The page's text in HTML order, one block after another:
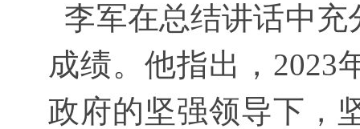
李军在总结讲话中充
成绩。他指出，2023
政府的坚强领导下，